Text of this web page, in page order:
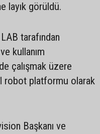
layık görüldü.
tarafından
kullanım
çalışmak üzere
robot platformu olarak
Başkanı ve